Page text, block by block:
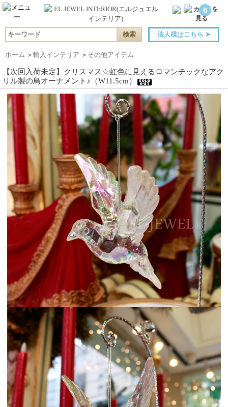
0
法人様はこちら ➤
ホーム ＞ 輸入インテリア ＞ その他アイテム
【次回入荷未定】クリスマス☆虹色に見えるロマンチックなアク
リル製の鳥オーナメント♪（W11.5cm）